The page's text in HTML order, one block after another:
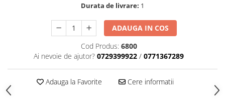
Durata de livrare: 1
ADAUGA IN COS
Cod Produs: 6800
Ai nevoie de ajutor? 0729399922 / 0771367289
Adauga la Favorite Cere informatii